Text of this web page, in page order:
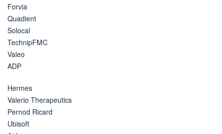
Forvia
Quadient
Solocal
TechnipFMC
Valeo
ADP
Hermes
Valerio Therapeutics
Pernod Ricard
Ubisoft